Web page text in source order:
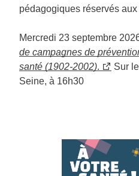
pédagogiques réservés
Mercredi 23 septembre
de campagnes de
santé (1902-2002).
Sur
Seine, à 16h30